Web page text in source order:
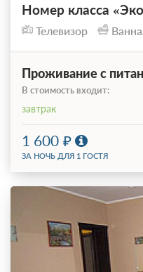
Номер класса
Телевизор
Проживание с
В стоимость входит:
завтрак
1 600
ЗА НОЧЬ ДЛЯ 1 ГОСТЯ